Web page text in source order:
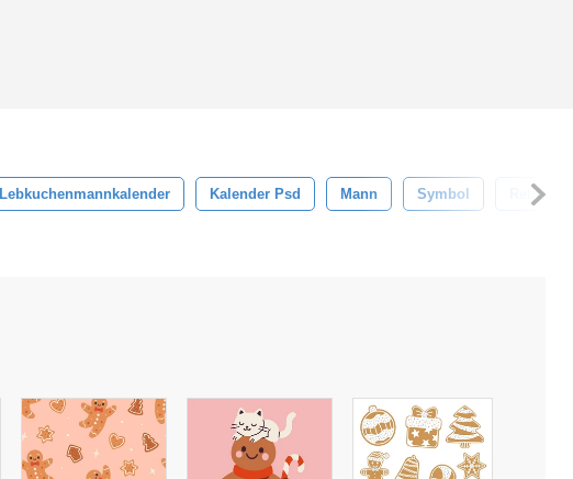
Lebkuchenmannkalender Kalender Psd Mann Symbol Retro